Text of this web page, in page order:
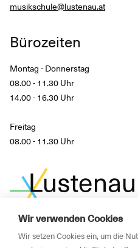
musikschule@lustenau.at
Bürozeiten
Montag - Donnerstag
08.00 - 11.30 Uhr
14.00 - 16.30 Uhr
Freitag
08.00 - 11.30 Uhr
Impressum
Wir verwenden Cookies
Wir setzen Cookies ein, um die